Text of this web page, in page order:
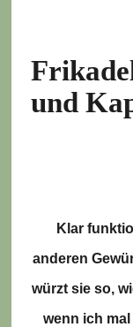
und
Klar fun
anderen
würztsie so,
wenn ich